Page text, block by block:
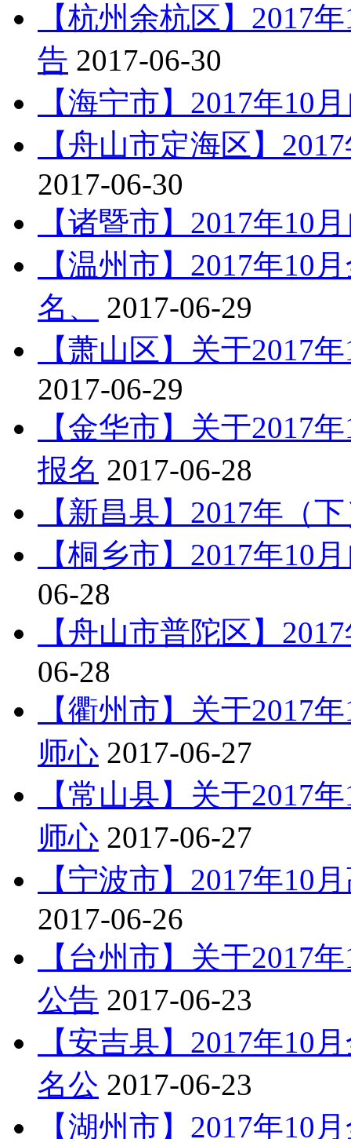
【杭州余杭区】2017
告 2017-06-30
【海宁市】2017年10
【舟山市定海区】
2017-06-30
【诸暨市】2017年10
【温州市】2017年10
名、
2017-06-29
【萧山区】关于2017
2017-06-29
【金华市】关于2017
报名 2017-06-28
【新昌县】2017年（
【桐乡市】2017年10
06-28
【舟山市普陀区】
06-28
【衢州市】关于2017
师心 2017-06-27
【常山县】关于2017
师心 2017-06-27
【宁波市】2017年10
2017-06-26
【台州市】关于2017
公告 2017-06-23
【安吉县】2017年10
名公 2017-06-23
【湖州市】2017年10